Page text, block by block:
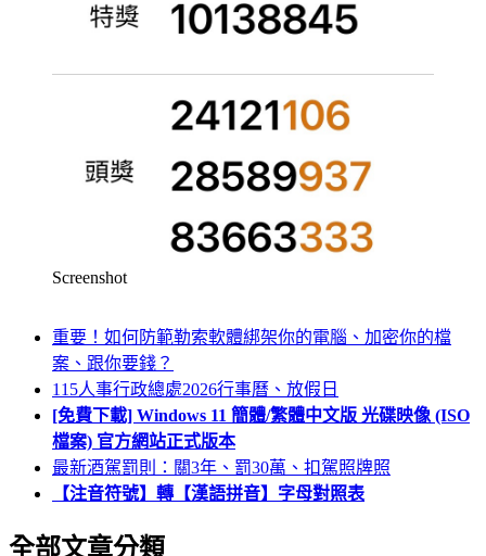
Screenshot
重要！如何防範勒索軟體綁架你的電腦、加密你的檔
案、跟你要錢？
115人事行政總處2026行事曆、放假日
[免費下載] Windows 11 簡體/繁體中文版 光碟映像 (ISO
檔案) 官方網站正式版本
最新酒駕罰則：關3年、罰30萬、扣駕照牌照
【注音符號】轉【漢語拼音】字母對照表
全部文章分類